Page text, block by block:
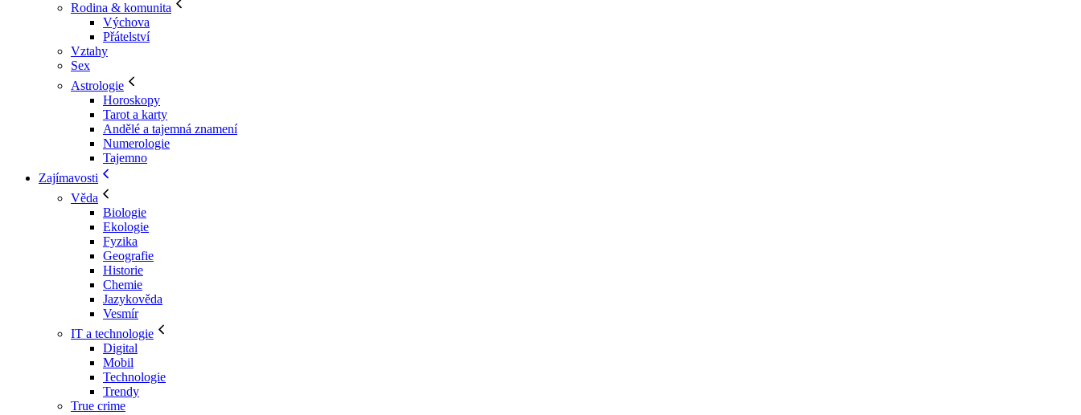
Rodina & komunita
Výchova
Přátelství
Vztahy
Sex
Astrologie
Horoskopy
Tarot a karty
Andělé a tajemná znamení
Numerologie
Tajemno
Zajímavosti
Věda
Biologie
Ekologie
Fyzika
Geografie
Historie
Chemie
Jazykověda
Vesmír
IT a technologie
Digital
Mobil
Technologie
Trendy
True crime